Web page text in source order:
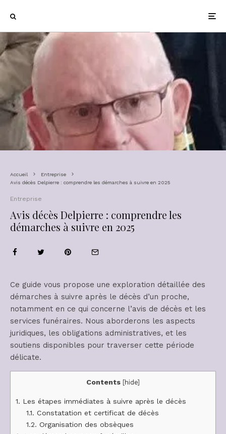
Accueil
Entreprise
Avis décès Delpierre : comprendre les démarches à suivre en 2025
Entreprise
Avis décès Delpierre : comprendre les
démarches à suivre en 2025
Ce guide vous propose une exploration détaillée des
démarches à suivre après le décès d’un proche,
notamment en ce qui concerne l’avis de décès et les
services funéraires. Nous aborderons les aspects
juridiques, les obligations administratives, et les
soutiens disponibles pour traverser cette période
délicate.
Contents [hide]
1. Les étapes immédiates à suivre après le décès
1.1. Constatation et certificat de décès
1.2. Organisation des obsèques